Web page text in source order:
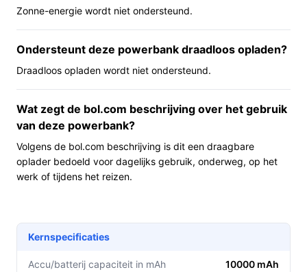
formaat van grotere powerbanks.
Inclusief kabel: direct bruikbaar zonder extra
kabels te hoeven zoeken.
Voor wie is dit geschikt?
die regelmatig draadloze oortjes en een telefoon willen
bijladen. Ook handig wanneer je meerdere korte
laadbeurten nodig hebt of wanneer je waarde hecht aan
een compact noodpakket met externe voeding.
niet geschikt. Als je grote apparaten of langdurig
daadwerkelijke vermogen: er staat zowel 20W als 67 W
Zonne-energie wordt niet ondersteund.
Ondersteunt deze powerbank draadloos opladen?
Draadloos opladen wordt niet ondersteund.
Wat zegt de bol.com beschrijving over het gebruik
van deze powerbank?
Volgens de bol.com beschrijving is dit een draagbare
oplader bedoeld voor dagelijks gebruik, onderweg, op het
werk of tijdens het reizen.
Kernspecificaties
Accu/batterij capaciteit in mAh 10000 mAh